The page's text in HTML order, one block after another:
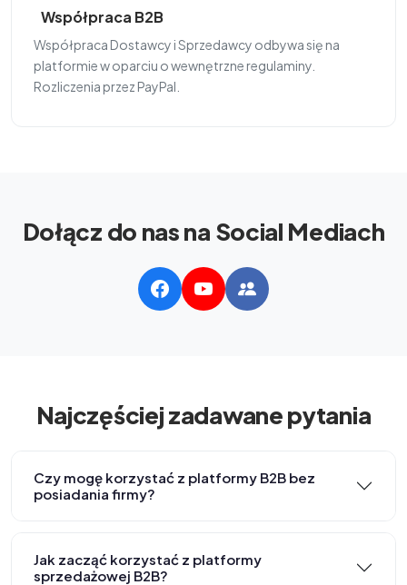
Współpraca B2B
Współpraca Dostawcy i Sprzedawcy odbywa się na
platformie w oparciu o wewnętrzne regulaminy.
Rozliczenia przez PayPal.
Dołącz do nas na Social Mediach
Najczęściej zadawane pytania
Czy mogę korzystać z platformy B2B bez
posiadania firmy?
Jak zacząć korzystać z platformy
sprzedażowej B2B?